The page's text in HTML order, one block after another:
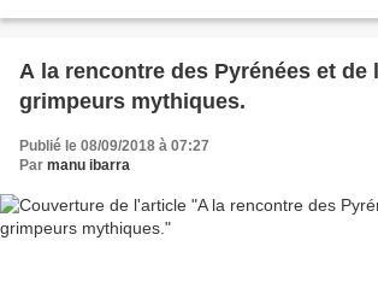
A la rencontre des Pyrénées et de
grimpeurs mythiques.
Publié le 08/09/2018 à 07:27
Par manu ibarra